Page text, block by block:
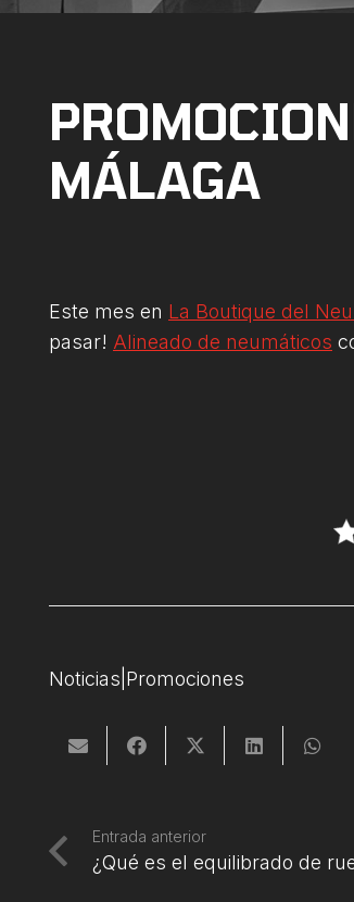
MÁLAGA
Este mes en La Boutique del
pasar! Alineado de neumáticos
Noticias|Promociones
Entrada anterior
¿Qué es el equilibrado de